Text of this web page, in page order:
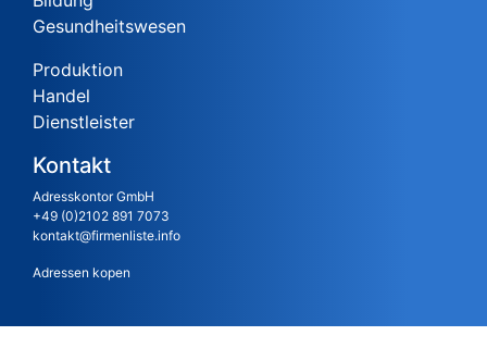
Gesundheitswesen
Produktion
Handel
Dienstleister
Kontakt
Adresskontor GmbH
+49 (0)2102 891 7073
kontakt@firmenliste.info
Adressen kopen